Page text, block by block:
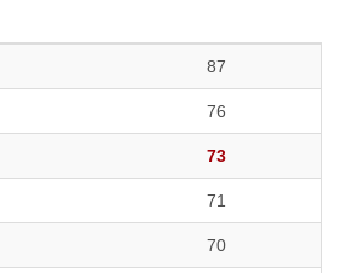
87
76
73
71
70